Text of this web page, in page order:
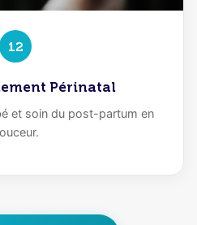
12
Périnatal
et soin du post-partum en